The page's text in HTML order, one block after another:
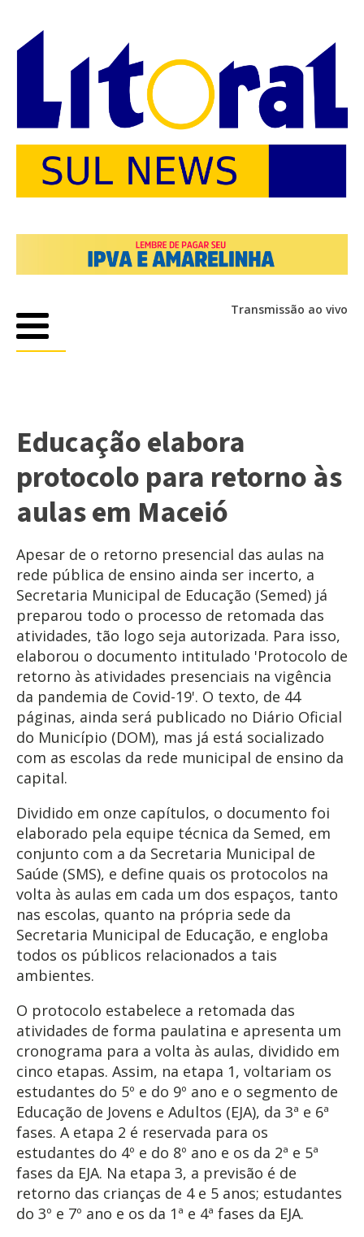
Transmissão ao vivo
Educação elabora
protocolo para retorno às
aulas em Maceió
Apesar de o retorno presencial das aulas na
rede pública de ensino ainda ser incerto, a
Secretaria Municipal de Educação (Semed) já
preparou todo o processo de retomada das
atividades, tão logo seja autorizada. Para isso,
elaborou o documento intitulado 'Protocolo de
retorno às atividades presenciais na vigência
da pandemia de Covid-19'. O texto, de 44
páginas, ainda será publicado no Diário Oficial
do Município (DOM), mas já está socializado
com as escolas da rede municipal de ensino da
capital.
Dividido em onze capítulos, o documento foi
elaborado pela equipe técnica da Semed, em
conjunto com a da Secretaria Municipal de
Saúde (SMS), e define quais os protocolos na
volta às aulas em cada um dos espaços, tanto
nas escolas, quanto na própria sede da
Secretaria Municipal de Educação, e engloba
todos os públicos relacionados a tais
ambientes.
O protocolo estabelece a retomada das
atividades de forma paulatina e apresenta um
cronograma para a volta às aulas, dividido em
cinco etapas. Assim, na etapa 1, voltariam os
estudantes do 5º e do 9º ano e o segmento de
Educação de Jovens e Adultos (EJA), da 3ª e 6ª
fases. A etapa 2 é reservada para os
estudantes do 4º e do 8º ano e os da 2ª e 5ª
fases da EJA. Na etapa 3, a previsão é de
retorno das crianças de 4 e 5 anos; estudantes
do 3º e 7º ano e os da 1ª e 4ª fases da EJA.